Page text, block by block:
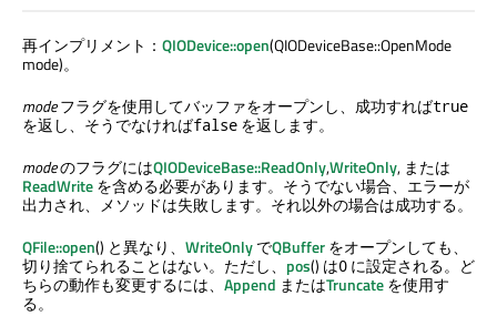
再インプリメント： QIODevice::open(QIODeviceBase::OpenMode
mode)。
modeフラグを使用してバッファをオープンし、成功すればtrue
を返し、そうでなければfalse を返します。
modeのフラグにはQIODeviceBase::ReadOnly,WriteOnly, または
ReadWriteを含める必要があります。そうでない場合、エラーが
出力され、メソッドは失敗します。それ以外の場合は成功する。
QFile::open() と異なり、 WriteOnlyでQBufferをオープンしても、
切り捨てられることはない。ただし、 pos() は0 に設定される。ど
ちらの動作も変更するには、 Append またはTruncateを使用す
る。